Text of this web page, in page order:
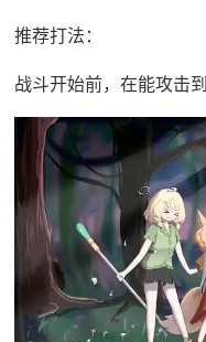
推荐打法：
战斗开始前，在能攻击